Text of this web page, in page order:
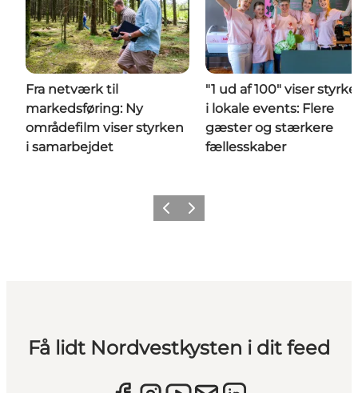
Fra netværk til
markedsføring: Ny
områdefilm viser styrken
i samarbejdet
"1 ud af 100" viser
i lokale events: Flere
gæster og stærkere
fællesskaber
ForrigeNæste
Få lidt Nordvestkysten i dit feed